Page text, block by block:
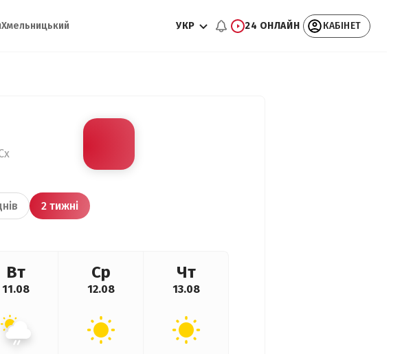
Хмельницький УКР 24 ОНЛАЙН КАБІНЕТ
2 тижні
Вт
11.08
Ср
12.08
Чт
13.08